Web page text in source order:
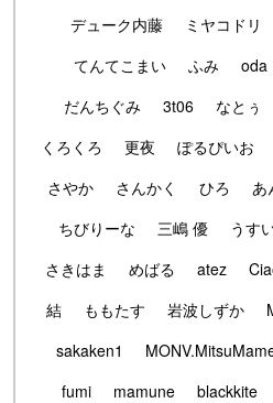
デューク内藤
ミヤコドリ
てんてこまい
ふみ oda
だんちぐみ
3t06 なとぅ
くろくろ
更夜 ぽるぴいお
さやか
さんかく ひろ あ
ちびりーな
三嶋 優 うす
さきはま
めばる atez
結
ももたす 岩波しずか
sakaken1
fumi
mamune blackkite